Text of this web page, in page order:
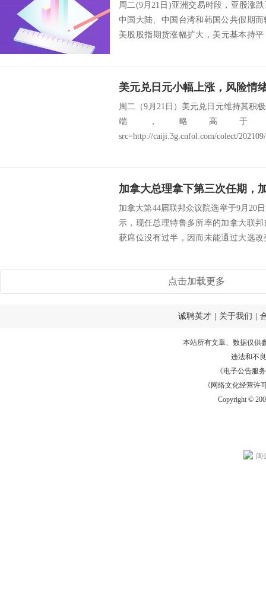
周二(9月21日)亚洲交易时段，亚股涨
中国大陆、中国台湾和韩国公共假期
美股股指期货涨幅扩大，美元基本持
美元兑日元小幅上涨，风险情
周二（9月21日）美元兑日元维持其积
端，略高于
src=http://caiji.3g.cnfol.com/colect/
加拿大总理拿下第三次任期，
加拿大第44届联邦众议院选举于9月20
示，现任总理特鲁多所率的加拿大联
获席位没有过半，因而未能通过大选
点击加载更多
诚聘英才 关于我们
本站所有文章、数据仅供
违法和不
《电子公告服务
《网络文化经营许
Copyright ©
闽